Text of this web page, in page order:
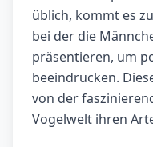
üblich, kommt es
bei der die
präsentieren, um
beeindrucken.
von der
Vogelwelt ihren